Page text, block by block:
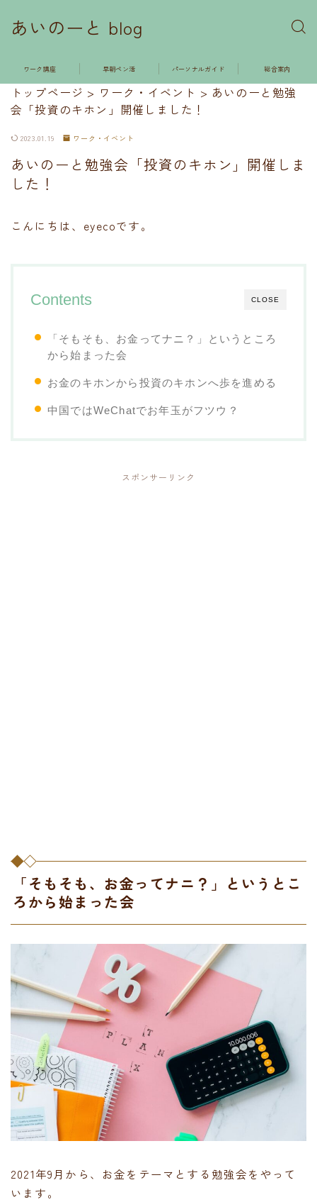
あいのーと blog
ワーク講座 早朝ペン活 パーソナルガイド 総合案内
トップページ > ワーク・イベント > あいのーと勉強
会「投資のキホン」開催しました！
2023.01.19 ワーク・イベント
あいのーと勉強会「投資のキホン」開催しま
した！
こんにちは、eyecoです。
CLOSE
Contents
「そもそも、お金ってナニ？」というところ
から始まった会
お金のキホンから投資のキホンへ歩を進める
中国ではWeChatでお年玉がフツウ？
スポンサーリンク
「そもそも、お金ってナニ？」というとこ
ろから始まった会
2021年9月から、お金をテーマとする勉強会をやって
います。